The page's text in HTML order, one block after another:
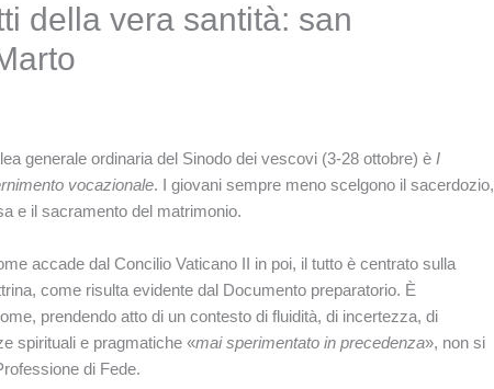
della vera santità: san
generale ordinaria del Sinodo dei vescovi (3-28 ottobre) è I
vocazionale. I giovani sempre meno scelgono il sacerdozio,
e il sacramento del matrimonio.
accade dal Concilio Vaticano II in poi, il tutto è centrato sulla
come risulta evidente dal Documento preparatorio. È
prendendo atto di un contesto di fluidità, di incertezza, di
spirituali e pragmatiche «mai sperimentato in precedenza», non si
di Fede.